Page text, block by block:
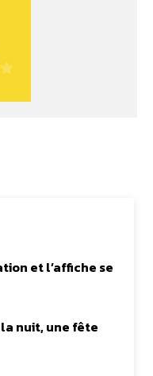
et l’affiche se
la nuit, une fête